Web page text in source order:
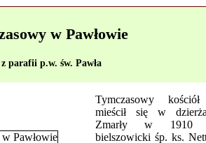
w Pawłowie
parafii p.w. św. Pawła
Tymczasowy
mieścił się w
Zmarły w 1910
bielszowicki śp. ks.